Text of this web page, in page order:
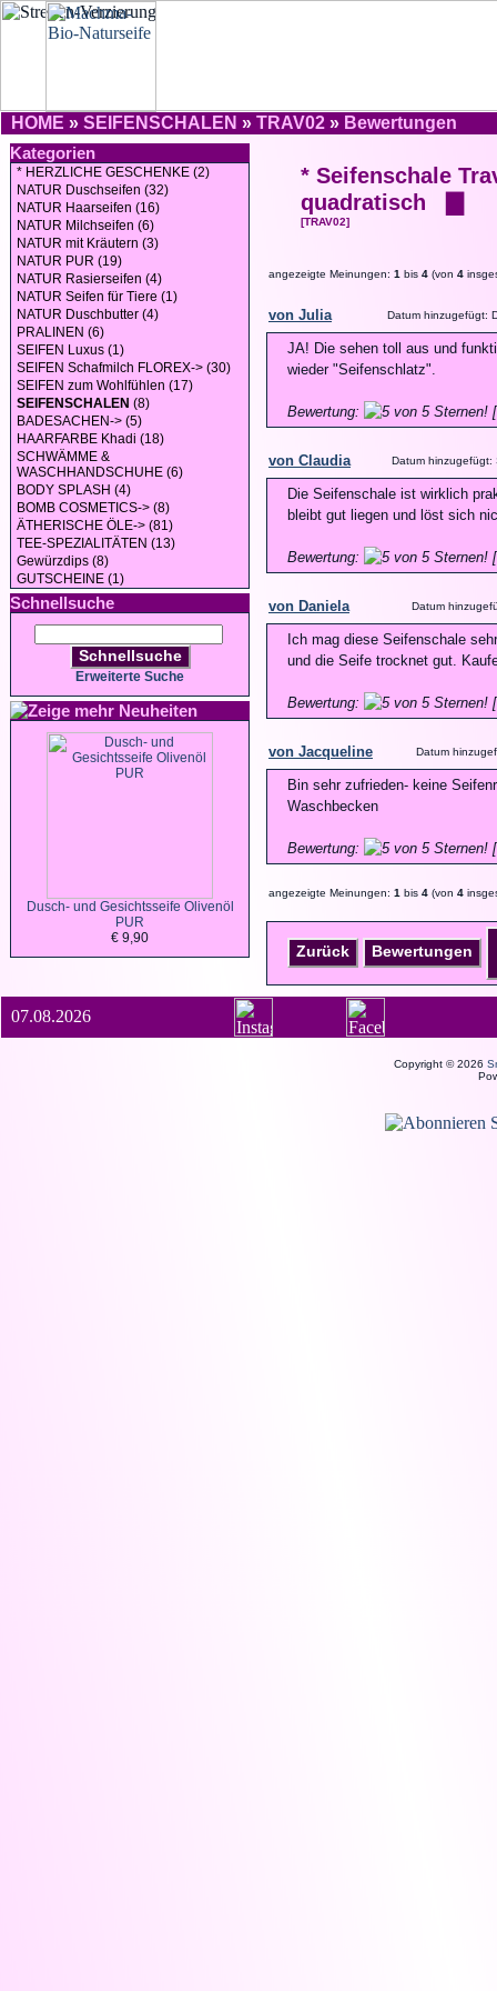
HOME » SEIFENSCHALEN » TRAV02 » Bewertungen
Kategorien
* HERZLICHE GESCHENKE (2)
NATUR Duschseifen (32)
NATUR Haarseifen (16)
NATUR Milchseifen (6)
NATUR mit Kräutern (3)
NATUR PUR (19)
NATUR Rasierseifen (4)
NATUR Seifen für Tiere (1)
NATUR Duschbutter (4)
PRALINEN (6)
SEIFEN Luxus (1)
SEIFEN Schafmilch FLOREX-> (30)
SEIFEN zum Wohlfühlen (17)
SEIFENSCHALEN (8)
BADESACHEN-> (5)
HAARFARBE Khadi (18)
SCHWÄMME &
WASCHHANDSCHUHE (6)
BODY SPLASH (4)
BOMB COSMETICS-> (8)
ÄTHERISCHE ÖLE-> (81)
TEE-SPEZIALITÄTEN (13)
Gewürzdips (8)
GUTSCHEINE (1)
Schnellsuche
Schnellsuche
Erweiterte Suche
Neuheiten
Dusch- und Gesichtsseife Olivenöl
PUR
€ 9,90
* Seifenschale
quadratisch ▇
[TRAV02]
angezeigte Meinungen: 1 bis 4 (von 4
von Julia Datum hinzugefügt:
JA! Die sehen toll aus und
wieder "Seifenschlatz".
Bewertung:
von Claudia Datum
Die Seifenschale ist wirklich
bleibt gut liegen und löst sich
Bewertung:
von Daniela Datum
Ich mag diese Seifenschale
und die Seife trocknet gut.
Bewertung:
von Jacqueline Datum
Bin sehr zufrieden- keine
Waschbecken
Bewertung:
angezeigte Meinungen: 1 bis 4 (von 4
Zurück Bewertungen
07.08.2026
Copyright © 2026